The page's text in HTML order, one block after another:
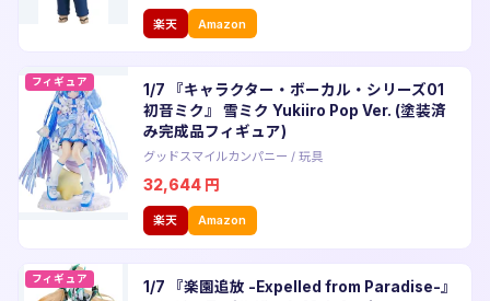
楽天 Amazon
フィギュア
1/7 『キャラクター・ボーカル・シリーズ01
初音ミク』 雪ミク Yukiiro Pop Ver. (塗装済
み完成品フィギュア)
グッドスマイルカンパニー / 玩具
32,644 円
楽天 Amazon
フィギュア
1/7 『楽園追放 -Expelled from Paradise-』